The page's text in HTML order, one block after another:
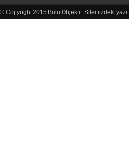
© Copyright 2015 Bolu Objektif. Sitemizdeki